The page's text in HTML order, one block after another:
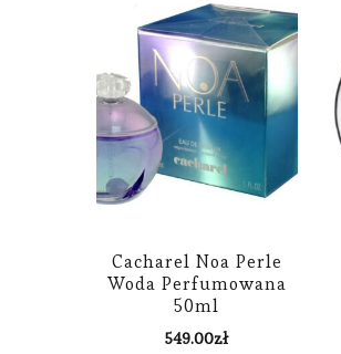
Cacharel Noa Perle
Woda Perfumowana
50ml
549.00zł